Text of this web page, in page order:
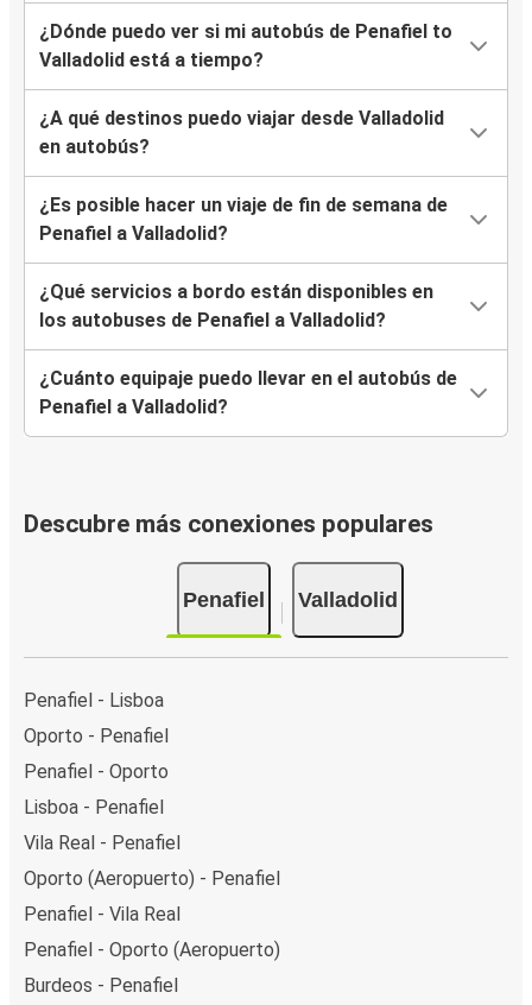
¿Dónde puedo ver si mi autobús de Penafiel to
Valladolid está a tiempo?
¿A qué destinos puedo viajar desde Valladolid
en autobús?
¿Es posible hacer un viaje de fin de semana de
Penafiel a Valladolid?
¿Qué servicios a bordo están disponibles en
los autobuses de Penafiel a Valladolid?
¿Cuánto equipaje puedo llevar en el autobús de
Penafiel a Valladolid?
Descubre más conexiones populares
Penafiel Valladolid
Penafiel - Lisboa
Oporto - Penafiel
Penafiel - Oporto
Lisboa - Penafiel
Vila Real - Penafiel
Oporto (Aeropuerto) - Penafiel
Penafiel - Vila Real
Penafiel - Oporto (Aeropuerto)
Burdeos - Penafiel